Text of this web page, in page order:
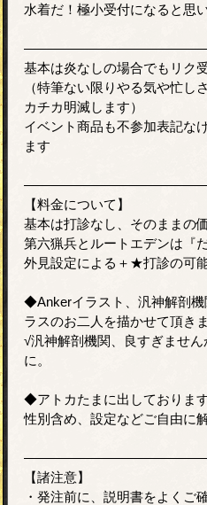
水着だ！極小受付になると思
基本は炎なしの場合でもリク
（特筆ない限りやる気や忙し
カチカ明滅します）
イベント商品も不参加表記な
ます
【料金について】
基本は打診なし、そのままの
第六猟兵とルートエデンは『
外見設定による＋★打診の可
◆Ankerイラスト、汎神解剖
ラスのお二人を描かせて頂き
√汎神解剖機関、良すぎませ
に。
◆アトカたまに出しております
性別含め、設定などご自由に
【諸注意】
・発注前に、説明書をよくご